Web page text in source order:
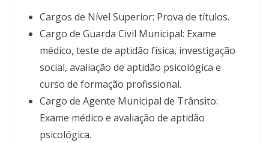
Cargos de Nível Superior: Prova de títulos.
Cargo de Guarda Civil Municipal: Exame
médico, teste de aptidão física, investigação
social, avaliação de aptidão psicológica e
curso de formação profissional.
Cargo de Agente Municipal de Trânsito:
Exame médico e avaliação de aptidão
psicológica.